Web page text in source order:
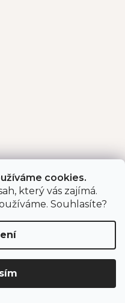
cookies.
který vás zajímá.
Souhlasíte?